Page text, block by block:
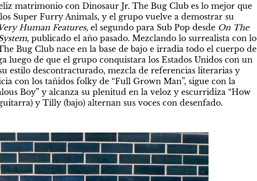
matrimonio con Dinosaur Jr. The Bug Club es lo mejor que
Super Furry Animals, y el grupo vuelve a demostrar su
Human Features, el segundo para Sub Pop desde On The
, publicado el año pasado. Mezclando lo surrealista con lo
Bug Club nace en la base de bajo e irradia todo el cuerpo de
luego de que el grupo conquistara los Estados Unidos con un
estilo descontracturado, mezcla de referencias literarias y
con los tañidos folky de “Full Grown Man”, sigue con la
Boy” y alcanza su plenitud en la veloz y escurridiza “How
y Tilly (bajo) alternan sus voces con desenfado.